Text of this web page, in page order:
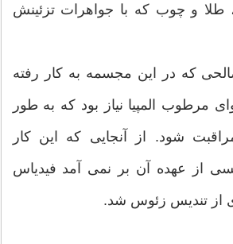
طلا و چوب که با جواهرات تزئینش
که در این مجسمه به کار رفته
مرطوب المپیا نیاز بود که به طور
شود. از آنجایی که این کار
از عهده آن بر نمی آمد فیدیاس
از تندیس زئوس شد.